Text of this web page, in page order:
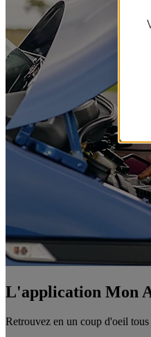
L'application Mon
Retrouvez en un coup d'oeil